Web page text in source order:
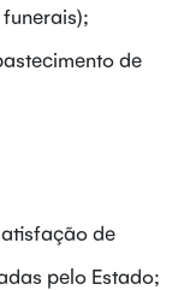
de
de
pelo Estado;